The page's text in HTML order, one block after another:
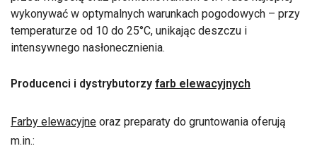
wykonywać w optymalnych warunkach pogodowych – przy
temperaturze od 10 do 25°C, unikając deszczu i
intensywnego nasłonecznienia.
Producenci i dystrybutorzy farb elewacyjnych
Farby elewacyjne oraz preparaty do gruntowania oferują
m.in.: